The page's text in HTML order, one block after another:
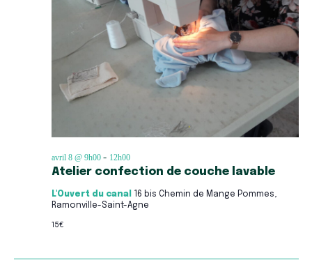
Atelier confection de couche lavable
avril 8 @ 9h00- 12h00
L'Ouvert du canal 16 bis Chemin de Mange Pommes,
Ramonville-Saint-Agne
15€